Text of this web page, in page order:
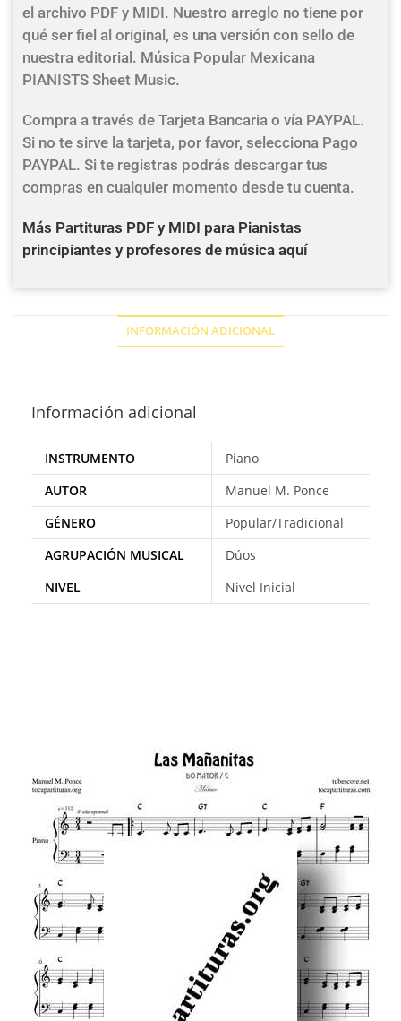
el archivo PDF y MIDI. Nuestro arreglo no tiene por
qué ser fiel al original, es una versión con sello de
nuestra editorial. Música Popular Mexicana
PIANISTS Sheet Music.
Compra a través de Tarjeta Bancaria o vía PAYPAL.
Si no te sirve la tarjeta, por favor, selecciona Pago
PAYPAL. Si te registras podrás descargar tus
compras en cualquier momento desde tu cuenta.
Más Partituras PDF y MIDI para Pianistas
principiantes y profesores de música aquí
INFORMACIÓN ADICIONAL
Información adicional
INSTRUMENTO
Piano
AUTOR
Manuel M. Ponce
GÉNERO
Popular/Tradicional
AGRUPACIÓN MUSICAL
Dúos
NIVEL
Nivel Inicial